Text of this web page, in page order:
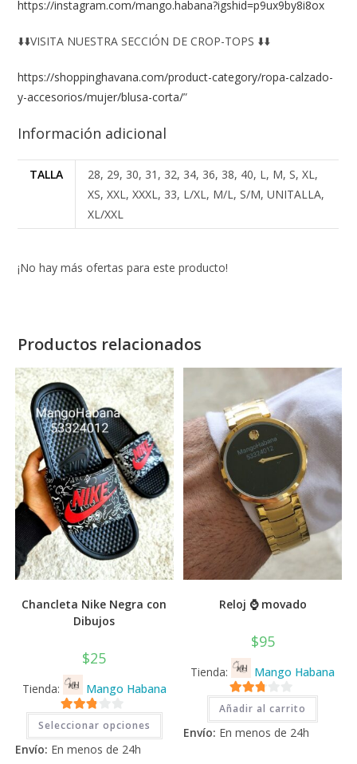
https://instagram.com/mango.habana?igshid=p9ux9by8i8ox
⬇️⬇️VISITA NUESTRA SECCIÓN DE CROP-TOPS ⬇️⬇️
https://shoppinghavana.com/product-category/ropa-calzado-
y-accesorios/mujer/blusa-corta/”
Información adicional
TALLA
28, 29, 30, 31, 32, 34, 36, 38, 40, L, M, S, XL,
XS, XXL, XXXL, 33, L/XL, M/L, S/M, UNITALLA,
XL/XXL
¡No hay más ofertas para este producto!
Productos relacionados
Chancleta Nike Negra con
Dibujos
$25
Tienda: Mango Habana
2.71
de 5
Seleccionar opciones
Este
producto
tiene
Envío: En menos de 24h
Reloj ⌚ movado
$95
Tienda: Mango Habana
2.71
de 5
Añadir al carrito
Envío: En menos de 24h